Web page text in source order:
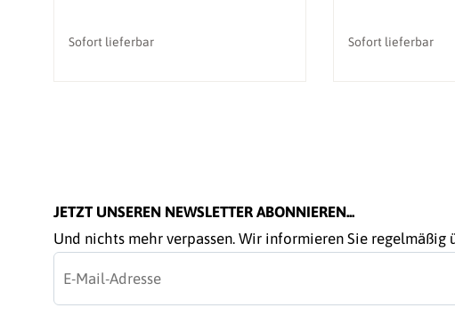
Sofort lieferbar Sofort lieferbar
JETZT UNSEREN NEWSLETTER ABONNIEREN...
Und nichts mehr verpassen. Wir informieren Sie